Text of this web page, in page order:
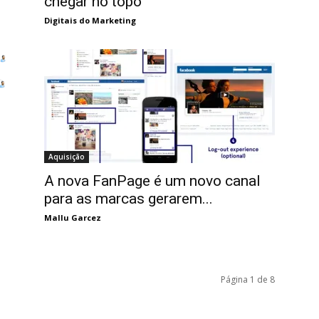
Digitais do Marketing
Aquisição
A nova FanPage é um novo canal
para as marcas gerarem...
Mallu Garcez
Página 1 de 8